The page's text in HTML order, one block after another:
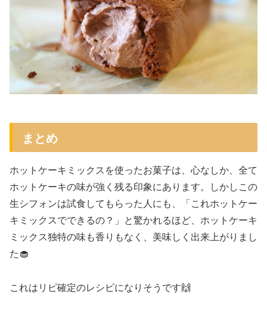
まとめ
ホットケーキミックスを使ったお菓子は、心なしか、全て
ホットケーキの味が強く残る印象にあります。しかしこの
生シフォンは試食してもらった人にも、「これホットケー
キミックスでできるの？」と驚かれるほど、ホットケーキ
ミックス独特の味も香りもなく、美味しく出来上がりまし
た🧁
これはリピ確定のレシピになりそうです🙌